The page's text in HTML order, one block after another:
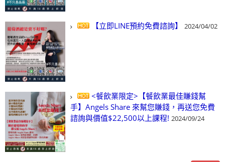
【立即LINE預約免費諮詢】 2024/04/02
<餐飲業限定>【餐飲業最佳賺錢幫
手】Angels Share 來幫您賺錢，再送您免費
諮詢與價值$22,500以上課程! 2024/09/24